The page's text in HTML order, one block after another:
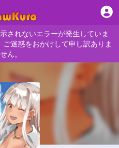
されないエラーが発生していま
迷惑をおかけして申し訳ありま
せん。